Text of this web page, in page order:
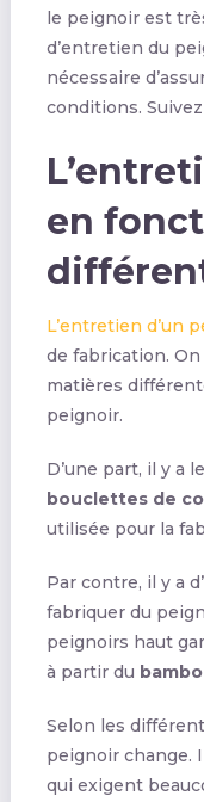
le peignoir est
d’entretien du
nécessaire
conditions.
en
L’entretien d’un
de fabrication.
matières
peignoir.
D’une part, il y a
bouclettes de
utilisée pour la
Par contre, il y a
fabriquer du
peignoirs haut
à partir du
Selon les
peignoir change.
qui exigent